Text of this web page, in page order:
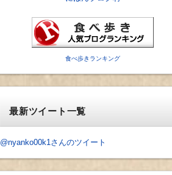
食べ歩きランキング
最新ツイート一覧
@nyanko00k1さんのツイート